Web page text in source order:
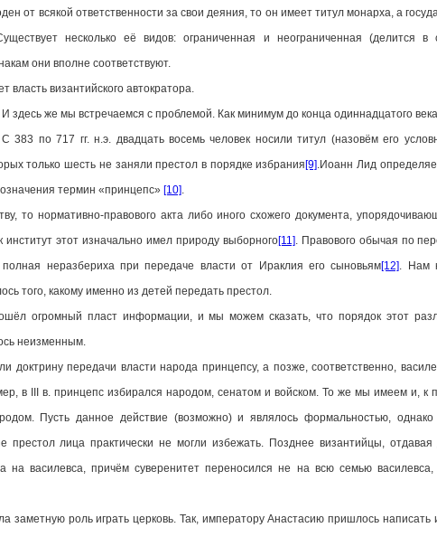
от всякой ответственности за свои деяния, то он имеет титул монарха, а
несколько её видов: ограниченная и неограниченная (делится
они вполне соответствуют.
византийского автократора.
же мы встречаемся с проблемой. Как минимум до конца одиннадцатого
383 по 717 гг. н.э. двадцать восемь человек носили титул (назовём его
только шесть не заняли престол в порядке избрания[9].Иоанн Лид
термин «принцепс» [10].
то нормативно-правового акта либо иного схожего документа,
институт этот изначально имел природу выборного[11]. Правового обычая по
неразбериха при передаче власти от Ираклия его сыновьям[12]. Нам
того, какому именно из детей передать престол.
огромный пласт информации, и мы можем сказать, что порядок этот
неизменным.
передачи власти народа принцепсу, а позже, соответственно,
в III в. принцепс избирался народом, сенатом и войском. То же мы имеем и, к
Пусть данное действие (возможно) и являлось формальностью,
престол лица практически не могли избежать. Позднее византийцы,
на василевса, причём суверенитет переносился не на всю семью
роль играть церковь. Так, императору Анастасию пришлось написать